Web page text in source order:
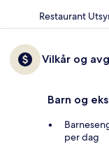
Restaurant
Vilkår og
Barn og
per dag